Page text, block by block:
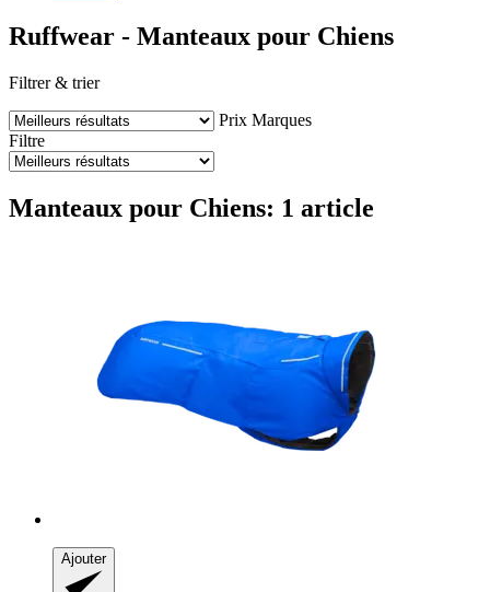
Ruffwear - Manteaux pour Chiens
Filtrer & trier
Prix Marques
Filtre
Manteaux pour Chiens: 1 article
Ajouter